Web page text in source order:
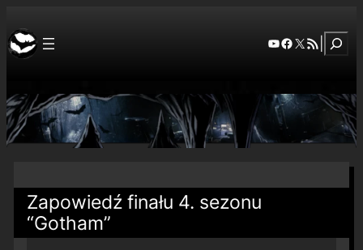
YouTube
Facebook
X RSS Feed
Zapowiedź finału 4. sezonu
“Gotham”